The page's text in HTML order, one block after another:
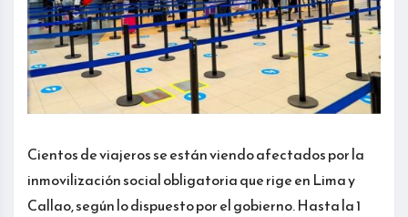
Cientos de viajeros se están viendo afectados por la
inmovilización social obligatoria que rige en Lima y
Callao, según lo dispuesto por el gobierno. Hasta la 1